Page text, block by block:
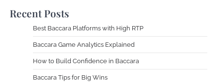
Recent Posts
Best Baccara Platforms with High RTP
Baccara Game Analytics Explained
How to Build Confidence in Baccara
Baccara Tips for Big Wins